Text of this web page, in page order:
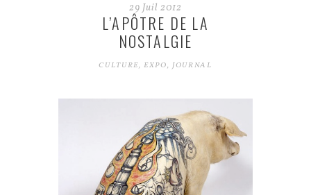
29 Juil 2012
L’APÔTRE DE LA
NOSTALGIE
CULTURE,EXPO,JOURNAL